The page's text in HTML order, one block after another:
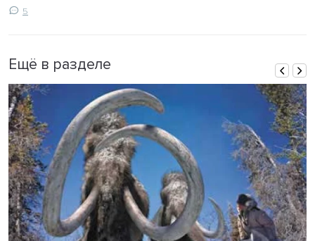
5
Ещё в разделе